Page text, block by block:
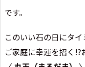
です。
このいい石の日にタイ
ご家庭に幸運を招く